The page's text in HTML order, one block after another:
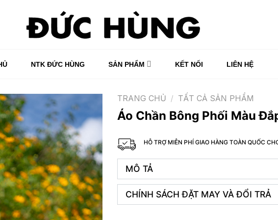
NTK ĐỨC HÙNG SẢN PHẨM KẾT NỐI LIÊN HỆ
TRANG CHỦ / TẤT CẢ SẢN PHẨM
Áo Chần Bông Phối Màu
HỖ TRỢ MIỄN PHÍ GIAO HÀNG TOÀN QUỐC
MÔ TẢ
CHÍNH SÁCH ĐẶT MAY VÀ ĐỔI TRẢ